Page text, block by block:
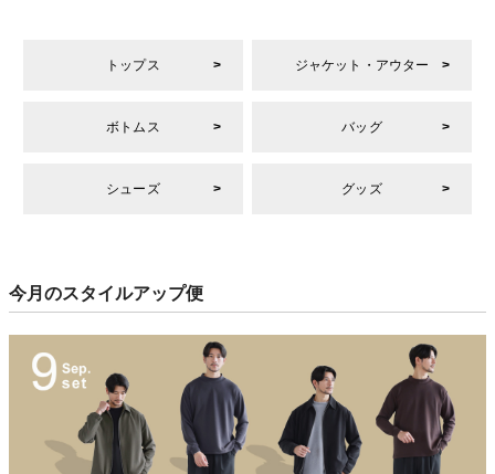
トップス ジャケット・アウター
ボトムス バッグ
シューズ グッズ
今月のスタイルアップ便